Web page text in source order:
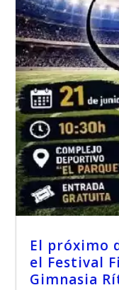
El próximo
el Festival
Gimnasia